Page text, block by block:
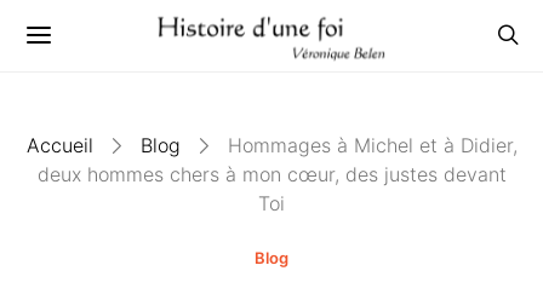
Accueil Blog
Hommages à Michel et à Didier,
deux hommes chers à mon cœur, des justes devant
Toi
Blog